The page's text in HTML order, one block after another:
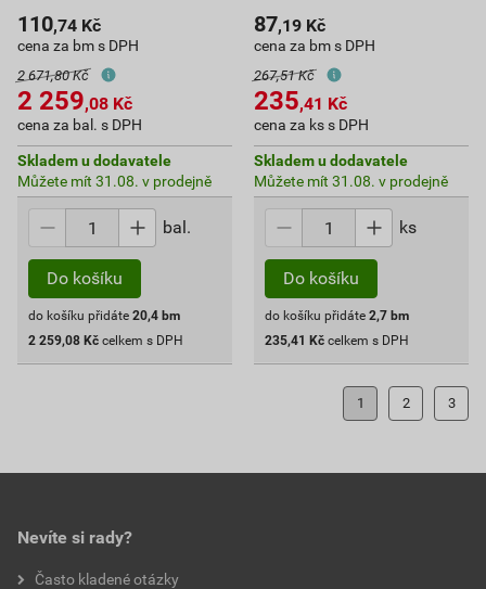
110,74 Kč
cena za bm s DPH
2 671,80 Kč
2 259,08 Kč
cena za bal. s DPH
Skladem u dodavatele
Můžete mít 31.08. v prodejně
bal.
Do košíku
do košíku přidáte 20,4 bm
2 259,08 Kč celkem s DPH
87,19 Kč
cena za bm s DPH
267,51 Kč
235,41 Kč
cena za ks s DPH
Skladem u dodavatele
Můžete mít 31.08. v prodejně
ks
Do košíku
do košíku přidáte 2,7 bm
235,41 Kč celkem s DPH
1 2 3
Nevíte si rady?
Často kladené otázky